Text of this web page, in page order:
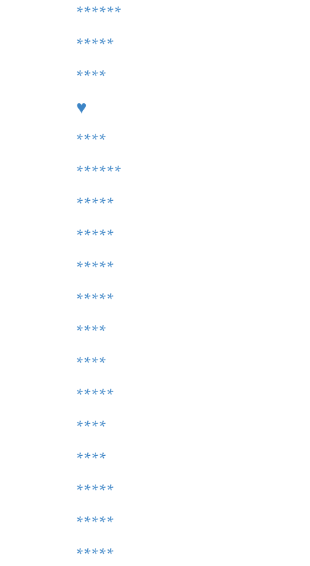
******
*****
****
♥
****
******
*****
*****
*****
*****
****
****
*****
****
****
*****
*****
*****